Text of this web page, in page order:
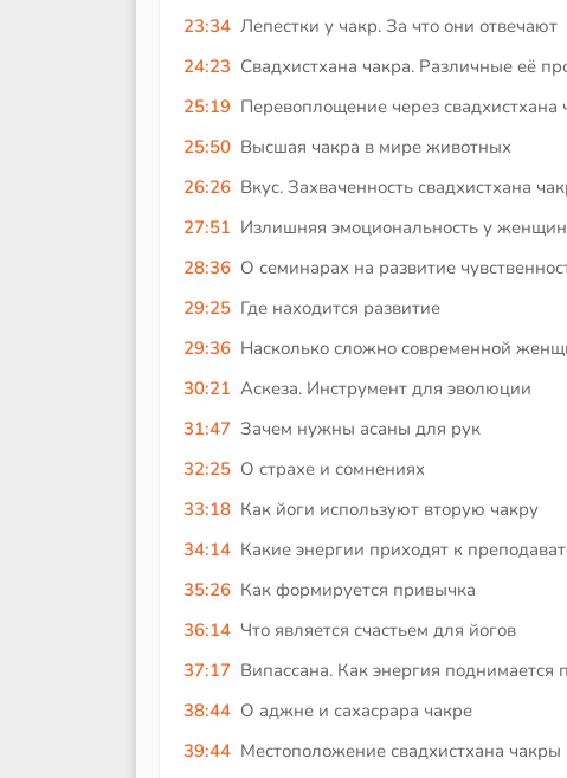
23:34 Лепестки у чакр. За что они отвечают
24:23 Свадхистхана чакра. Различные её
25:19 Перевоплощение через свадхистхана
25:50 Высшая чакра в мире животных
26:26 Вкус. Захваченность свадхистхана
27:51 Излишняя эмоциональность у женщин
28:36 О семинарах на развитие
29:25 Где находится развитие
29:36 Насколько сложно современной
30:21 Аскеза. Инструмент для эволюции
31:47 Зачем нужны асаны для рук
32:25 О страхе и сомнениях
33:18 Как йоги используют вторую чакру
34:14 Какие энергии приходят к
35:26 Как формируется привычка
36:14 Что является счастьем для йогов
37:17 Випассана. Как энергия поднимается
38:44 О аджне и сахасрара чакре
39:44 Местоположение свадхистхана чакры